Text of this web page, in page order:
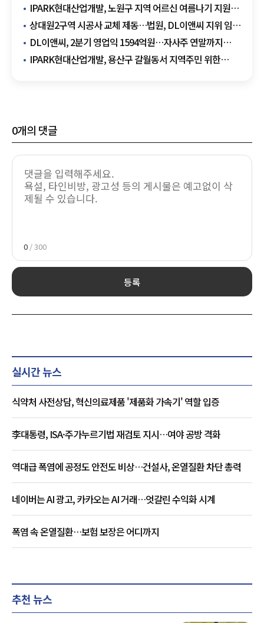
IPARK현대산업개발, 노원구 지역 어르신 여름나기 지원…
말복 앞두고 삼계탕 나눔
상대원2구역 시공사 교체 제동…법원, DL이앤씨 지위 임시
인정
DL이앤씨, 2분기 영업익 1594억원…자사주 연말까지
555억원 매입
IPARK현대산업개발, 용산구 갈월동서 지역주민 위한
0개의 댓글
0 / 300
등록
실시간 뉴스
식약처 사전상담, 혁신의료제품 '제품화 가속기' 역할 입증
李대통령, ISA·주가누르기법 재검토 지시…여야 공방 격화
역대급 폭염에 공정도 안전도 비상…건설사, 온열질환 차단 총력
네이버는 AI 광고, 카카오는 AI 거래…엇갈린 수익화 시계
폭염 속 온열질환…보험 보장은 어디까지
추천 뉴스